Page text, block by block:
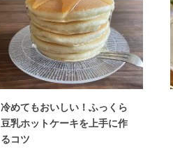
冷めてもおいしい！ふっくら
豆乳ホットケーキを上手に作
るコツ